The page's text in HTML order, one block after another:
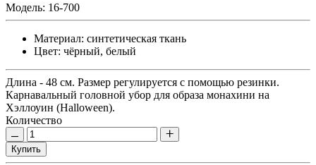
Модель: 16-700
Материал: синтетическая ткань
Цвет: чёрный, белый
Длина - 48 см. Размер регулируется с помощью резинки.
Карнавальный головной убор для образа монахини на
Хэллоуин (Halloween).
Количество
Купить